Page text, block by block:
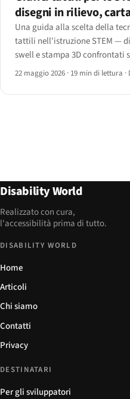
disegni in rilievo,
Una guida alla scelta della
tattili nell'istruzione STEM —
swell e stampa 3D confrontati
e flusso di lavoro in aula, con
22 maggio 2026 · 19 min di lettura ·
Disability World
Realizzato con cura,
l'accessibilità prima di tutto.
DISABILITY WORLD
Home
Articoli
Chi siamo
Contatti
Privacy
DESTINATARI
Per gli sviluppatori